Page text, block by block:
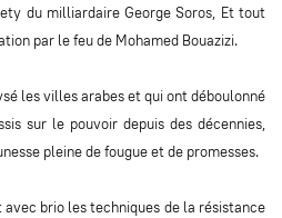
du milliardaire George Soros, Et tout
par le feu de Mohamed Bouazizi.
les villes arabes et qui ont déboulonné
sur le pouvoir depuis des décennies,
pleine de fougue et de promesses.
brio les techniques de la résistance